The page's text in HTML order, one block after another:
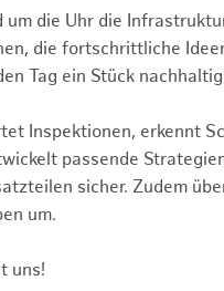
die Uhr die
die fortschrittliche
Tag ein Stück
Inspektionen, erkennt
passende
sicher. Zudem
um.
uns!